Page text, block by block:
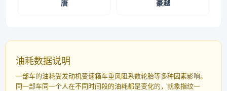
唐 豪越
油耗数据说明
一部车的油耗受发动机变速箱车重风阻系数轮胎等多种因素影响。
同一部车同一个人在不同时间段的油耗都是变化的，就象指纹一